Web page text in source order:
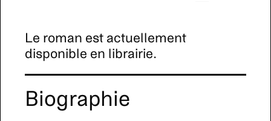
Le roman est actuellement
disponible en librairie.
Biographie